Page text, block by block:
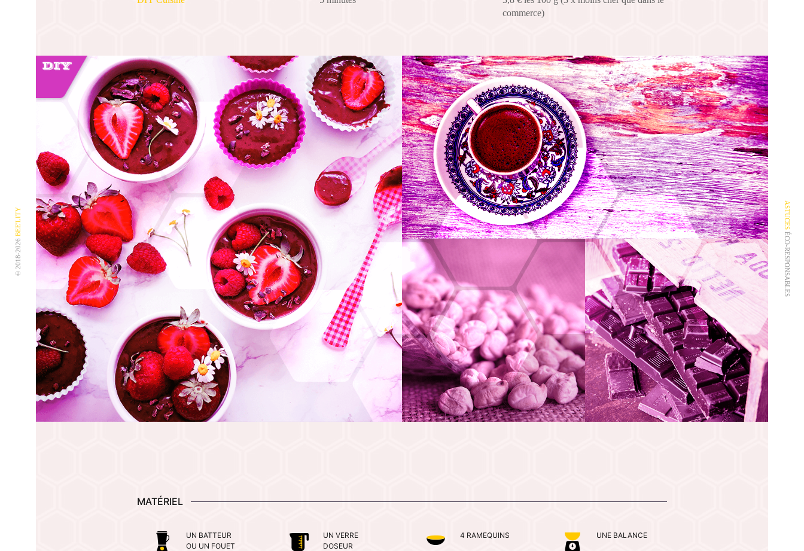
© 2018-2026
BEE'LITY ASTUCES
ÉCO-RESPONSABLES
commerce)
MATÉRIEL
UN BATTEUR
OU UN FOUET
UN VERRE
DOSEUR
4 RAMEQUINS UNE BALANCE